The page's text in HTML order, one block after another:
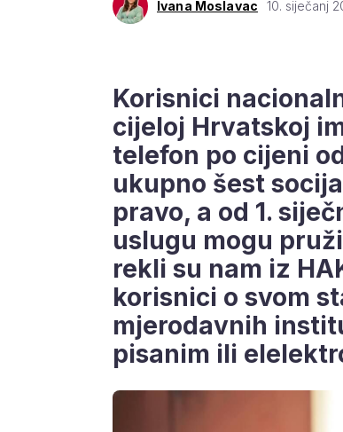
Ivana Moslavac 10. siječanj
Korisnici
cijeloj Hrvatskoj
telefon po cijeni
ukupno šest
pravo, a od 1.
uslugu mogu
rekli su nam iz
korisnici o svom
mjerodavnih
pisanim ili